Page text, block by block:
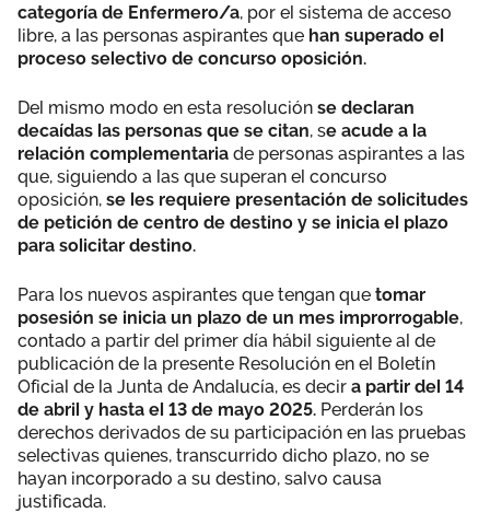
categoría de Enfermero/a, por el sistema de acceso
libre, a las personas aspirantes que han superado el
proceso selectivo de concurso oposición.
Del mismo modo en esta resolución se declaran
decaídas las personas que se citan, se acude a la
relación complementaria de personas aspirantes a las
que, siguiendo a las que superan el concurso
oposición, se les requiere presentación de solicitudes
de petición de centro de destino y se inicia el plazo
para solicitar destino.
Para los nuevos aspirantes que tengan que tomar
posesión se inicia un plazo de un mes improrrogable,
contado a partir del primer día hábil siguiente al de
publicación de la presente Resolución en el Boletín
Oficial de la Junta de Andalucía, es decir a partir del 14
de abril y hasta el 13 de mayo 2025. Perderán los
derechos derivados de su participación en las pruebas
selectivas quienes, transcurrido dicho plazo, no se
hayan incorporado a su destino, salvo causa
justificada.